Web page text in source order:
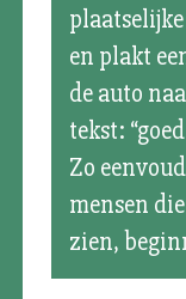
en plakt
de auto
tekst:
Zo
mensen
zien,